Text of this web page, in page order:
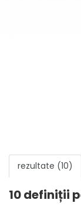
rezultate (10)
10 definiții